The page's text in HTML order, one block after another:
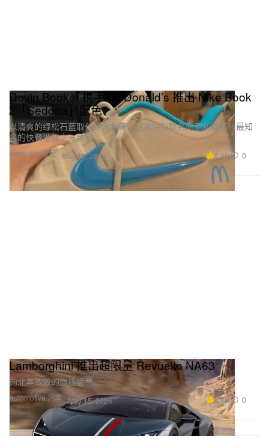
Footwear 球鞋
Devin Booker 携手 McDonald’s 推出 Nike Book
2「Sedona」配色
以清爽的绿松石蓝取代经典金黄，这次特别联名向亚利桑那州最知
名的快餐地标之一致敬。
May 15, 2026 2.6K 0
Automotive 汽车
Lamborghini 推出超限量 Revuelto NA63
向北美致敬的旗舰猛兽。
May 15, 2026 2.8K 0